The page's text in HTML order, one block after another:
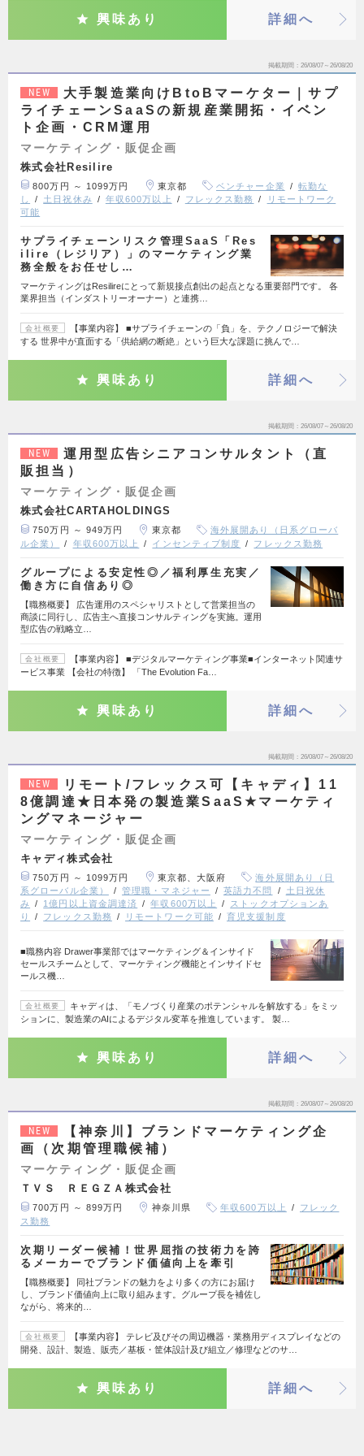
興味あり 詳細へ
掲載期間 26/08/07～26/08/20
NEW
大手製造業向けBtoBマーケター｜サプ
ライチェーンSaaSの新規産業開拓・イベン
ト企画・CRM運用
マーケティング・販促企画
株式会社Resilire
800万円 ～ 1099万円 東京都 ベンチャー企業
転勤な
し
土日祝休み 年収600万以上 フレックス勤務
リモートワーク
可能
サプライチェーンリスク管理SaaS「Res
ilire（レジリア）」のマーケティング業
務全般をお任せし…
マーケティングはResilireにとって新規接点創出の起点となる重要部門です。 各
業界担当（インダストリーオーナー）と連携…
会社概要
【事業内容】 ■サプライチェーンの「負」を、テクノロジーで解決
する 世界中が直面する「供給網の断絶」という巨大な課題に挑んで…
興味あり 詳細へ
掲載期間 26/08/07～26/08/20
NEW
運用型広告シニアコンサルタント（直
販担当）
マーケティング・販促企画
株式会社CARTAHOLDINGS
750万円 ～ 949万円 東京都
海外展開あり（日系グローバ
ル企業）
年収600万以上 インセンティブ制度 フレックス勤務
グループによる安定性◎／福利厚生充実／
働き方に自信あり◎
【職務概要】 広告運用のスペシャリストとして営業担当の
商談に同行し、広告主へ直接コンサルティングを実施。運用
型広告の戦略立…
会社概要
【事業内容】 ■デジタルマーケティング事業■インターネット関連サ
ービス事業 【会社の特徴】 「The Evolution Fa…
興味あり 詳細へ
掲載期間 26/08/07～26/08/20
NEW
リモート/フレックス可【キャディ】11
8億調達★日本発の製造業SaaS★マーケティ
ングマネージャー
マーケティング・販促企画
キャディ株式会社
750万円 ～ 1099万円 東京都、大阪府
海外展開あり（日
系グローバル企業）
管理職・マネジャー 英語力不問
土日祝休
み
1億円以上資金調達済 年収600万以上
ストックオプションあ
り
フレックス勤務 リモートワーク可能 育児支援制度
■職務内容 Drawer事業部ではマーケティング＆インサイド
セールスチームとして、マーケティング機能とインサイドセ
ールス機…
会社概要
キャディは、「モノづくり産業のポテンシャルを解放する」をミッ
ションに、製造業のAIによるデジタル変革を推進しています。 製…
興味あり 詳細へ
掲載期間 26/08/07～26/08/20
NEW
【神奈川】ブランドマーケティング企
画（次期管理職候補）
マーケティング・販促企画
ＴＶＳ ＲＥＧＺＡ株式会社
700万円 ～ 899万円 神奈川県 年収600万以上
フレック
ス勤務
次期リーダー候補！世界屈指の技術力を誇
るメーカーでブランド価値向上を牽引
【職務概要】 同社ブランドの魅力をより多くの方にお届け
し、ブランド価値向上に取り組みます。グループ長を補佐し
ながら、将来的…
会社概要
【事業内容】 テレビ及びその周辺機器・業務用ディスプレイなどの
開発、設計、製造、販売／基板・筐体設計及び組立／修理などのサ…
興味あり 詳細へ